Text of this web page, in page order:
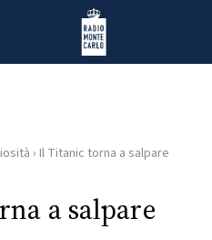
Radio Monte Carlo
› Il Titanic torna a salpare
a salpare